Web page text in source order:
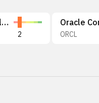
Space Exploration Technologies Corp.
2
Oracle
ORCL